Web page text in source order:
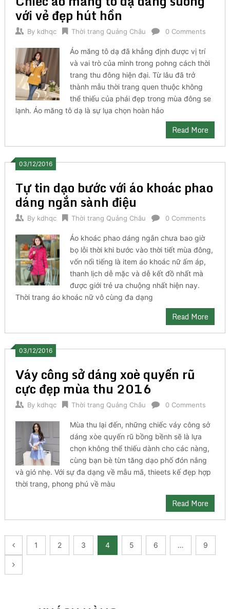
với vẻ đẹp hút hồn
By kdhqc Thời trang Quảng Châu 0 Comments
Áo măng tô dạ đã khẳng định được vị trí
và vai trò của mình trong pohng cách thời
trang thu đông hiện đại. Từ lâu đã trở
thành mẫu thời trang quen thuộc không
thể thiếu của phái đẹp trong mùa đông se
lạnh. Áo măng tô dạ là sự lụa chọn hoàn hảo
Read More
03/12/2016
Tự tin dạo bước với áo khoác phao
dáng ngắn sành điệu
By kdhqc Thời trang Quảng Châu 0 Comments
Áo khoác phao dáng ngắn chưa bao giờ
bọ lỗi thời khi bước vào thời tiết mùa đông,
vốn nổi tiếng là item áo khoác nữ ấm áp,
thanh lịch dễ mặc và dễ kết đồ nhất mà
được giới trẻ ưa chuộng nhất hiện nay.
Thời trang áo khoác nữ vô cùng đa dạng
Read More
03/12/2016
Váy công sở dáng xoè quyến rũ
cực đẹp mùa thu 2016
By kdhqc Thời trang Quảng Châu 0 Comments
Mùa thu lại đến, những chiếc váy công sở
dáng xòe quyến rũ bồng bềnh sẽ là lựa
chọn không thể thiếu dành cho các nàng,
cùng bạn bè từn tăng dạo phố đón nắng
và gió nhẹ. Với sự đa dạng về mẫu mã, thieets kế đẹp hợp
thời trang, phong phú về màu
Read More
Posts
pagination
1 2 3 4 5 6 … 9